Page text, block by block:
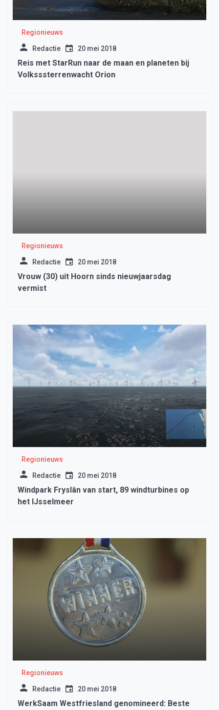
Regionieuws
Redactie 20 mei 2018
Reis met StarRun naar de maan en planeten bij
Volksssterrenwacht Orion
Regionieuws
Redactie 20 mei 2018
Vrouw (30) uit Hoorn sinds nieuwjaarsdag
vermist
Regionieuws
Redactie 20 mei 2018
Windpark Fryslân van start, 89 windturbines op
het IJsselmeer
Regionieuws
Redactie 20 mei 2018
WerkSaam Westfriesland genomineerd: Beste